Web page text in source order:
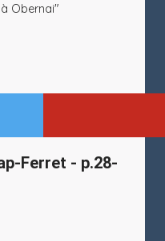
à Obernai"
Ferret - p.28-